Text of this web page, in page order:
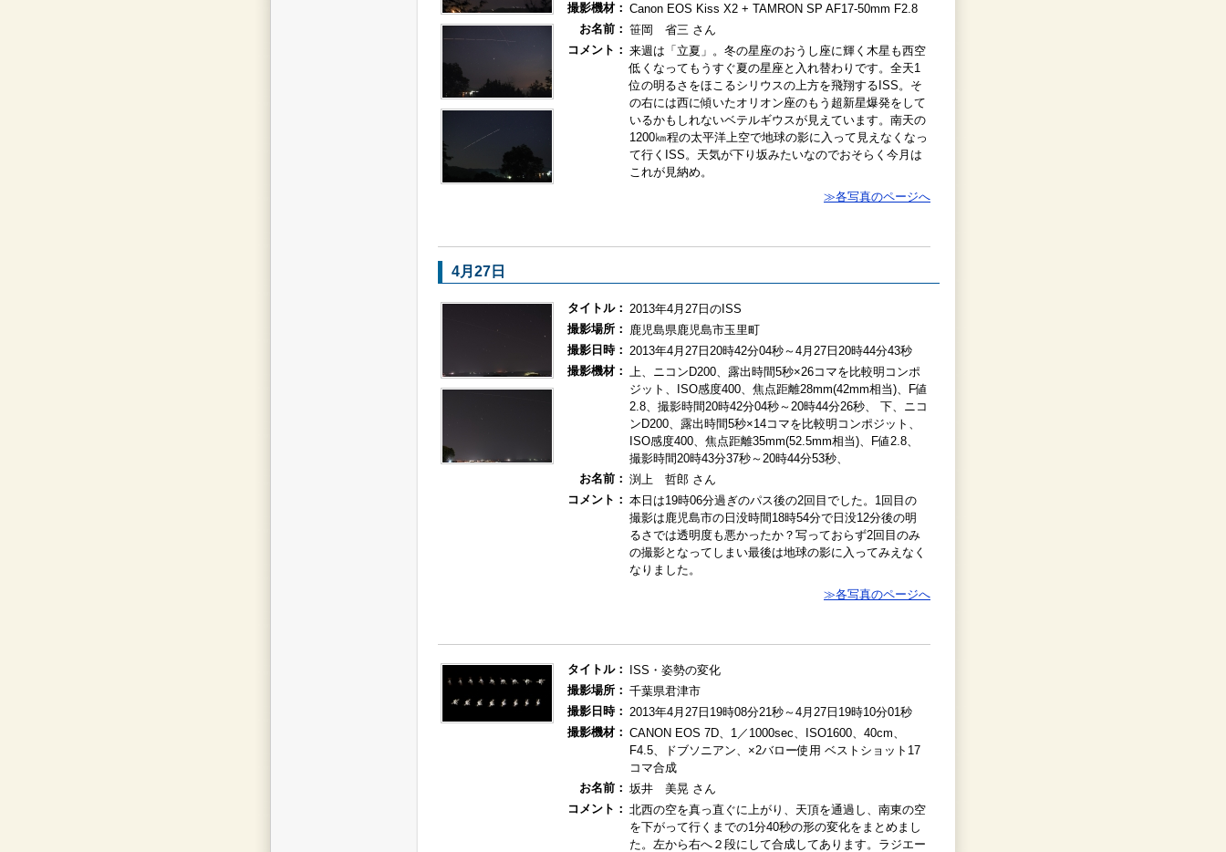
撮影機材： Canon EOS Kiss X2 + TAMRON SP AF17-50mm F2.8
お名前： 笹岡 省三 さん
コメント： 来週は「立夏」。冬の星座のおうし座に輝く木星も西空
低くなってもうすぐ夏の星座と入れ替わりです。全天1
位の明るさをほこるシリウスの上方を飛翔するISS。そ
の右には西に傾いたオリオン座のもう超新星爆発をして
いるかもしれないベテルギウスが見えています。南天の
1200㎞程の太平洋上空で地球の影に入って見えなくなっ
て行くISS。天気が下り坂みたいなのでおそらく今月は
これが見納め。
≫各写真のページへ
4月27日
タイトル： 2013年4月27日のISS
撮影場所： 鹿児島県鹿児島市玉里町
撮影日時： 2013年4月27日20時42分04秒～4月27日20時44分43秒
撮影機材： 上、ニコンD200、露出時間5秒×26コマを比較明コンポ
ジット、ISO感度400、焦点距離28mm(42mm相当)、F値
2.8、撮影時間20時42分04秒～20時44分26秒、 下、ニコ
ンD200、露出時間5秒×14コマを比較明コンポジット、
ISO感度400、焦点距離35mm(52.5mm相当)、F値2.8、
撮影時間20時43分37秒～20時44分53秒、
お名前： 渕上 哲郎 さん
コメント： 本日は19時06分過ぎのパス後の2回目でした。1回目の
撮影は鹿児島市の日没時間18時54分で日没12分後の明
るさでは透明度も悪かったか？写っておらず2回目のみ
の撮影となってしまい最後は地球の影に入ってみえなく
なりました。
≫各写真のページへ
タイトル：
ISS・姿勢の変化
撮影場所： 千葉県君津市
撮影日時： 2013年4月27日19時08分21秒～4月27日19時10分01秒
撮影機材： CANON EOS 7D、1／1000sec、ISO1600、40cm、
F4.5、ドブソニアン、×2バロー使用 ベストショット17
コマ合成
お名前： 坂井 美晃 さん
コメント： 北西の空を真っ直ぐに上がり、天頂を通過し、南東の空
を下がって行くまでの1分40秒の形の変化をまとめまし
た。左から右へ２段にして合成してあります。ラジエー